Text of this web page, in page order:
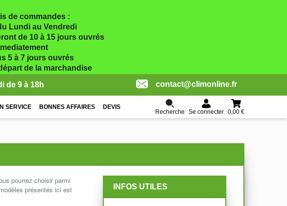
de commandes :
Lundi au Vendredi
de 10 à 15 jours ouvrés
5 à 7 jours ouvrés
de la marchandise
de 9 à 18h contact@climonline.fr
SERVICE BONNES AFFAIRES DEVIS
Recherche Se connecter 0,00 €
pourrez choisir parmi
présentés ici est
INFOS UTILES